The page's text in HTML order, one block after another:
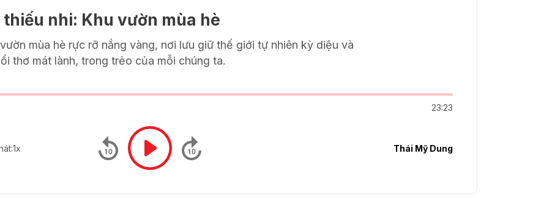
1x
23:23
nhi: Khu vườn mùa hè
mùa hè rực rỡ nắng vàng, nơi lưu giữ thế giới tự nhiên kỳ diệu và
thơ mát lành, trong trẻo của mỗi chúng ta.
Thái Mỹ Dung
Hủy